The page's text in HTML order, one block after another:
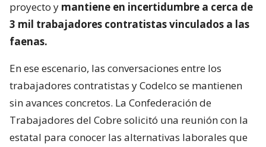
proyecto y mantiene en incertidumbre a cerca de
3 mil trabajadores contratistas vinculados a las
faenas.
En ese escenario, las conversaciones entre los
trabajadores contratistas y Codelco se mantienen
sin avances concretos. La Confederación de
Trabajadores del Cobre solicitó una reunión con la
estatal para conocer las alternativas laborales que